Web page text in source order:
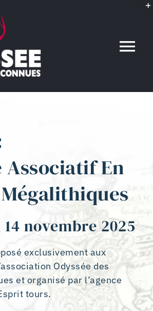
Associatif En
14 novembre 2025
exclusivement aux
Odyssée des
et organisé par l’agence
tours.